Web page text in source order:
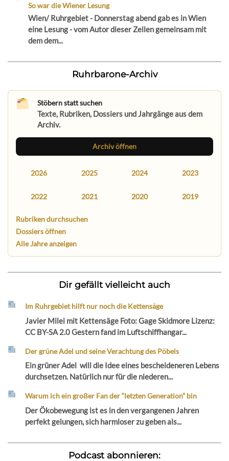
So war die Wiener Lesung
Wien/ Ruhrgebiet - Donnerstag abend gab es in Wien
eine Lesung - vom Autor dieser Zeilen gemeinsam mit
dem dem...
Ruhrbarone-Archiv
Stöbern statt suchen
Texte, Rubriken, Dossiers und Jahrgänge aus dem
Archiv.
Archiv öffnen
2026 2025 2024 2023
2022 2021 2020 2019
Rubriken durchsuchen
Dossiers öffnen
Alle Jahre anzeigen
Dir gefällt vielleicht auch
Im Ruhrgebiet hilft nur noch die Kettensäge
Javier Milei mit Kettensäge Foto: Gage Skidmore Lizenz:
CC BY-SA 2.0 Gestern fand im Luftschiffhangar...
Der grüne Adel und seine Verachtung des Pöbels
Ein grüner Adel will die Idee eines bescheideneren Lebens
durchsetzen. Natürlich nur für die niederen...
Warum ich ein großer Fan der “letzten Generation” bin
Der Ökobewegung ist es in den vergangenen Jahren
perfekt gelungen, sich harmloser zu geben als...
Podcast abonnieren: